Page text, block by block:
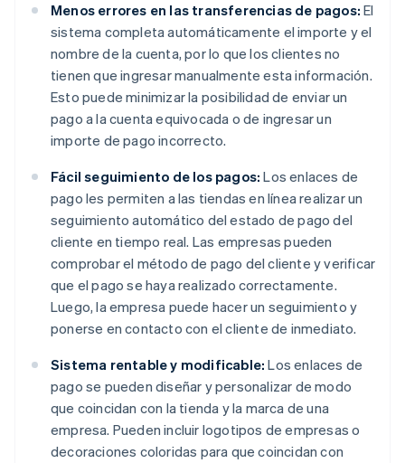
Menos errores en las transferencias de pagos: El
sistema completa automáticamente el importe y el
nombre de la cuenta, por lo que los clientes no
tienen que ingresar manualmente esta información.
Esto puede minimizar la posibilidad de enviar un
pago a la cuenta equivocada o de ingresar un
importe de pago incorrecto.
Fácil seguimiento de los pagos: Los enlaces de
pago les permiten a las tiendas en línea realizar un
seguimiento automático del estado de pago del
cliente en tiempo real. Las empresas pueden
comprobar el método de pago del cliente y verificar
que el pago se haya realizado correctamente.
Luego, la empresa puede hacer un seguimiento y
ponerse en contacto con el cliente de inmediato.
Sistema rentable y modificable: Los enlaces de
pago se pueden diseñar y personalizar de modo
que coincidan con la tienda y la marca de una
empresa. Pueden incluir logotipos de empresas o
decoraciones coloridas para que coincidan con